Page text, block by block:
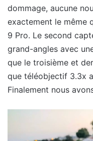
dommage, aucune
exactement le même
9 Pro. Le second
grand-angles avec
que le troisième et
que téléobjectif 3.3x
Finalement nous